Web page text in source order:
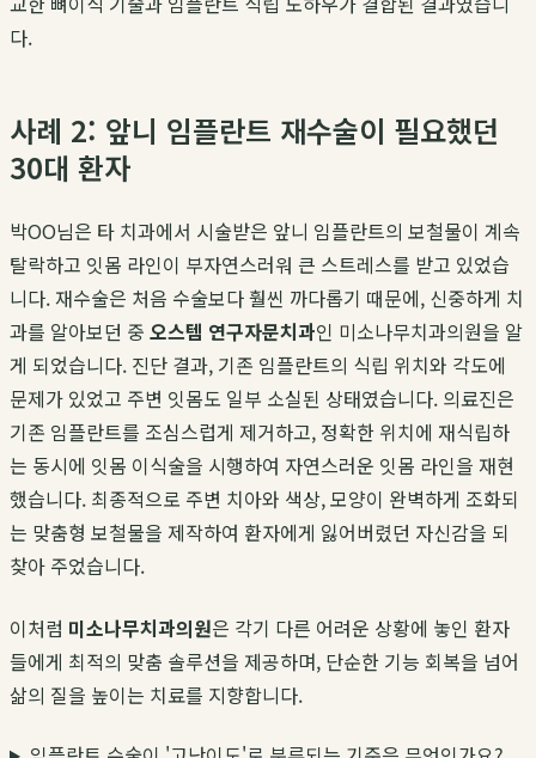
다.
사례 2: 앞니 임플란트 재수술이 필요했던
30대 환자
박OO님은 타 치과에서 시술받은 앞니 임플란트의 보철물이 계속
탈락하고 잇몸 라인이 부자연스러워 큰 스트레스를 받고 있었습
니다. 재수술은 처음 수술보다 훨씬 까다롭기 때문에, 신중하게 치
과를 알아보던 중 오스템 연구자문치과인 미소나무치과의원을 알
게 되었습니다. 진단 결과, 기존 임플란트의 식립 위치와 각도에
문제가 있었고 주변 잇몸도 일부 소실된 상태였습니다. 의료진은
기존 임플란트를 조심스럽게 제거하고, 정확한 위치에 재식립하
는 동시에 잇몸 이식술을 시행하여 자연스러운 잇몸 라인을 재현
했습니다. 최종적으로 주변 치아와 색상, 모양이 완벽하게 조화되
는 맞춤형 보철물을 제작하여 환자에게 잃어버렸던 자신감을 되
찾아 주었습니다.
이처럼 미소나무치과의원은 각기 다른 어려운 상황에 놓인 환자
들에게 최적의 맞춤 솔루션을 제공하며, 단순한 기능 회복을 넘어
삶의 질을 높이는 치료를 지향합니다.